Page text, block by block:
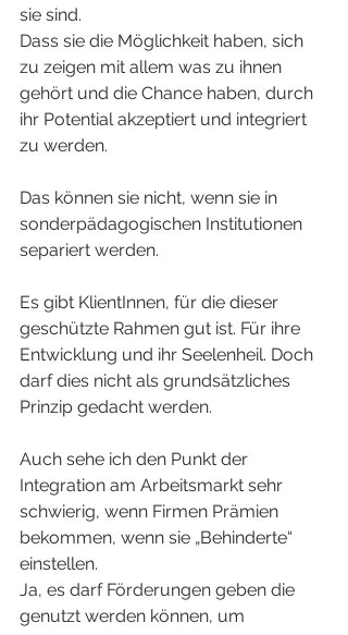
sie sind.
Dass sie die Möglichkeit haben, sich
zu zeigen mit allem was zu ihnen
gehört und die Chance haben, durch
ihr Potential akzeptiert und integriert
zu werden.
Das können sie nicht, wenn sie in
sonderpädagogischen Institutionen
separiert werden.
Es gibt KlientInnen, für die dieser
geschützte Rahmen gut ist. Für ihre
Entwicklung und ihr Seelenheil. Doch
darf dies nicht als grundsätzliches
Prinzip gedacht werden.
Auch sehe ich den Punkt der
Integration am Arbeitsmarkt sehr
schwierig, wenn Firmen Prämien
bekommen, wenn sie „Behinderte“
einstellen.
Ja, es darf Förderungen geben die
genutzt werden können, um